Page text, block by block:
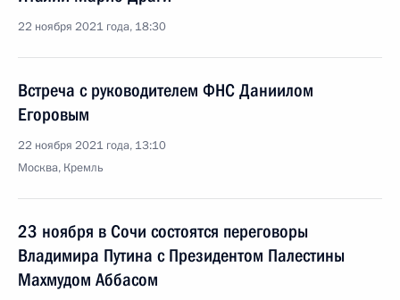
22 ноября 2021 года, 18:30
Встреча с руководителем ФНС Даниилом
Егоровым
22 ноября 2021 года, 13:10
Москва, Кремль
23 ноября в Сочи состоятся переговоры
Владимира Путина с Президентом Палестины
Махмудом Аббасом